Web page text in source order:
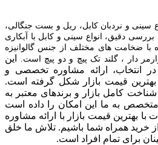
سینی و نردبان کابل، ریل و بست جنگالی،
بررسی دقیق، انواع سینی و کابل با آبکاری
با ضخامت های مختلف از جنس گالوانیزه
دار ، گلند تک پيچ و دو پيچ است.
این
انتخاب، ارائه مشاوره تخصصی و
قیمت بازار شکل گرفته است.
زار، شناخت کامل بازار و برندهای معتبر به
متخصص به ما این امکان را داده است
بهترین قیمت بازار با ارائه مشاوره
خرید همراه شما باشیم. تلاش ما خلق
برای تمام افراد است.